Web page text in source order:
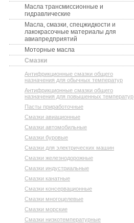
Масла трансмиссионные и
гидравлические
Масла, смазки, спецжидкости и
лакокрасочные материалы для
авиапредприятий
Моторные масла
Смазки
Антифрикционные смазки общего
назначения для обычных температур
Антифрикционные смазки общего
назначения для повышенных температур
Пасты приработочные
Смазки авиационные
Смазки автомобильные
Смазки буровые
Смазки для электрических машин
Смазки железнодорожные
Смазки индустриальные
Смазки канатные
Смазки консервационные
Смазки многоцелевые
Смазки морские
Смазки низкотемпературные